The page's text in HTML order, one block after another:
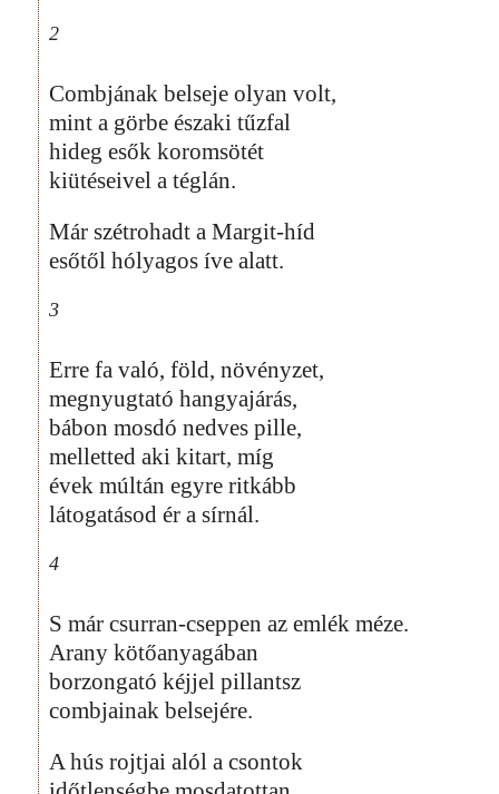
2
Combjának belseje olyan volt,
mint a görbe északi tűzfal
hideg esők koromsötét
kiütéseivel a téglán.
Már szétrohadt a Margit-híd
esőtől hólyagos íve alatt.
3
Erre fa való, föld, növényzet,
megnyugtató hangyajárás,
bábon mosdó nedves pille,
melletted aki kitart, míg
évek múltán egyre ritkább
látogatásod ér a sírnál.
4
S már csurran-cseppen az emlék méze.
Arany kötőanyagában
borzongató kéjjel pillantsz
combjainak belsejére.
A hús rojtjai alól a csontok